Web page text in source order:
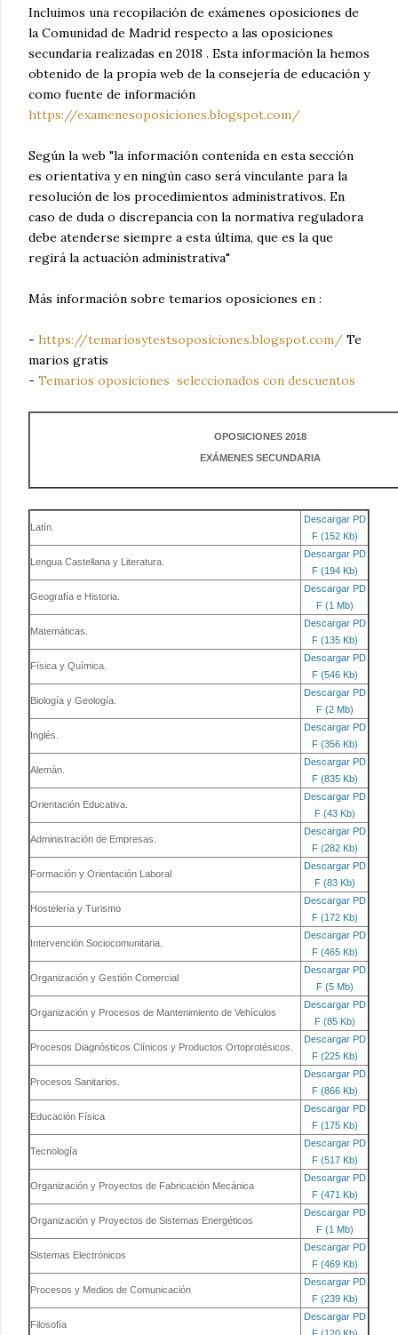
Incluimos una recopilación de exámenes oposiciones de
la Comunidad de Madrid respecto a las oposiciones
secundaria realizadas en 2018 . Esta información la hemos
obtenido de la propia web de la consejería de educación y
como fuente de información
https://examenesoposiciones.blogspot.com/
Según la web "la información contenida en esta sección
es orientativa y en ningún caso será vinculante para la
resolución de los procedimientos administrativos. En
caso de duda o discrepancia con la normativa reguladora
debe atenderse siempre a esta última, que es la que
regirá la actuación administrativa"
Más información sobre temarios oposiciones en :
- https://temariosytestsoposiciones.blogspot.com/ Te
marios gratis
- Temarios oposiciones seleccionados con descuentos
OPOSICIONES 2018
EXÁMENES SECUNDARIA
Latín.
Descargar PD
F (152 Kb)
Lengua Castellana y Literatura.
Descargar PD
F (194 Kb)
Geografía e Historia.
Descargar PD
F (1 Mb)
Matemáticas.
Descargar PD
F (135 Kb)
Física y Química.
Descargar PD
F (546 Kb)
Biología y Geología.
Descargar PD
F (2 Mb)
Inglés.
Descargar PD
F (356 Kb)
Alemán.
Descargar PD
F (835 Kb)
Orientación Educativa.
Descargar PD
F (43 Kb)
Administración de Empresas.
Descargar PD
F (282 Kb)
Formación y Orientación Laboral
Descargar PD
F (83 Kb)
Hostelería y Turismo
Descargar PD
F (172 Kb)
Intervención Sociocomunitaria.
Descargar PD
F (465 Kb)
Organización y Gestión Comercial
Descargar PD
F (5 Mb)
Organización y Procesos de Mantenimiento de Vehículos
Descargar PD
F (85 Kb)
Procesos Diagnósticos Clínicos y Productos Ortoprotésicos.
Descargar PD
F (225 Kb)
Procesos Sanitarios.
Descargar PD
F (866 Kb)
Educación Física
Descargar PD
F (175 Kb)
Tecnología
Descargar PD
F (517 Kb)
Organización y Proyectos de Fabricación Mecánica
Descargar PD
F (471 Kb)
Organización y Proyectos de Sistemas Energéticos
Descargar PD
F (1 Mb)
Sistemas Electrónicos
Descargar PD
F (469 Kb)
Procesos y Medios de Comunicación
Descargar PD
F (239 Kb)
Filosofía
Descargar PD